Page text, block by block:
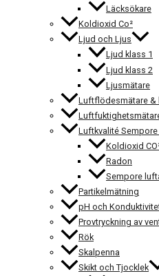
Läcksökare
Koldioxid Co²
Ljud och Ljus
Ljud klass 1
Ljud klass 2
Ljusmätare
Luftflödesmätare &
Luftkvalité
Koldioxid
Radon
Sempore
Partikelmätning
pH och
Provtryckning av
Rök
Skalpenna
Skikt och Tjocklek